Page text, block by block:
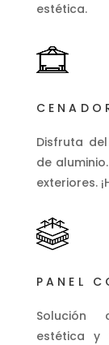
estética.
Disfruta
de
exteriores.
PANEL
Solución
estética y